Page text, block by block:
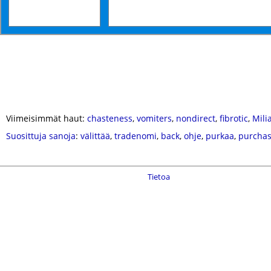
Viimeisimmät haut: chasteness, vomiters, nondirect, fibrotic,
Suosittuja sanoja: välittää, tradenomi, back, ohje, purkaa,
Tietoa